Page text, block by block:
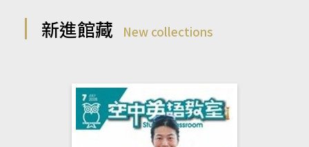
新進館藏 New collections